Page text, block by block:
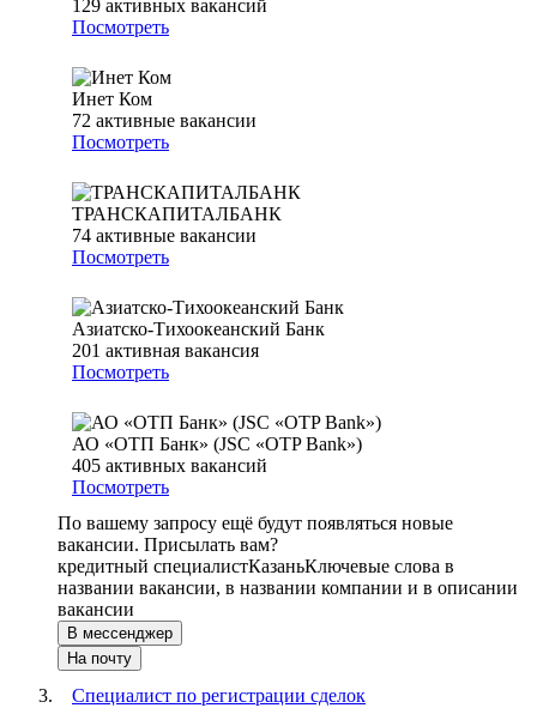
129 активных вакансий
Посмотреть
Инет Ком
72 активные вакансии
Посмотреть
ТРАНСКАПИТАЛБАНК
74 активные вакансии
Посмотреть
Азиатско-Тихоокеанский Банк
201 активная вакансия
Посмотреть
АО «ОТП Банк» (JSC «OTP Bank»)
405 активных вакансий
Посмотреть
По вашему запросу ещё будут появляться новые
вакансии. Присылать вам?
кредитный специалистКазаньКлючевые слова в
названии вакансии, в названии компании и в описании
вакансии
В мессенджер
На почту
Специалист по регистрации сделок